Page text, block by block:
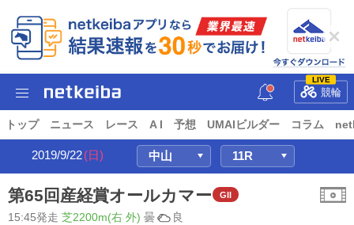
LIVE
競輪
トップ ニュース レース A I 予想 UMAIビルダー コラム
2019/9/22(日)
第65回産経賞オールカマー GII
15:45発走 芝2200m(右 外) 曇 良